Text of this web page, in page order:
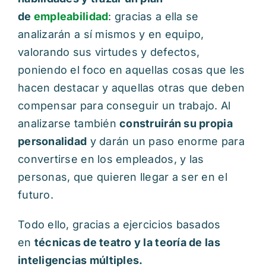
de empleabilidad: gracias a ella se
analizarán a sí mismos y en equipo,
valorando sus virtudes y defectos,
poniendo el foco en aquellas cosas que les
hacen destacar y aquellas otras que deben
compensar para conseguir un trabajo. Al
analizarse tambiénconstruirán su propia
personalidad y darán un paso enorme para
convertirse en los empleados, y las
personas, que quieren llegar a ser en el
futuro.
Todo ello, gracias a ejercicios basados
en técnicas de teatro y la teoría de las
inteligencias múltiples.